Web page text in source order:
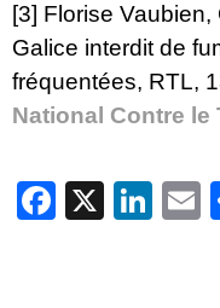
[3] Florise Vaubien,
Galice interdit de
fréquentées, RTL,
National Contre le
X